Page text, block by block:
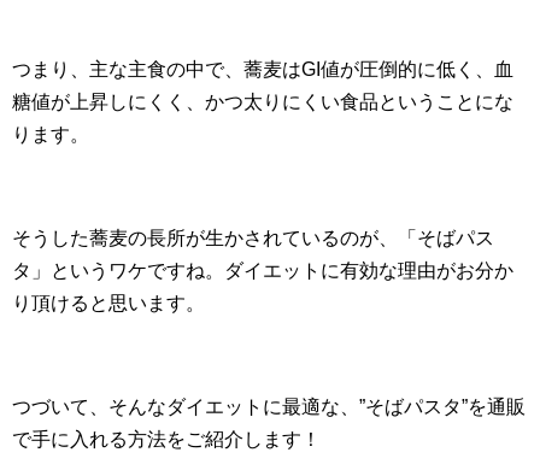
つまり、主な主食の中で、蕎麦はGI値が圧倒的に低く、血
糖値が上昇しにくく、かつ太りにくい食品ということにな
ります。
そうした蕎麦の長所が生かされているのが、「そばパス
タ」というワケですね。ダイエットに有効な理由がお分か
り頂けると思います。
つづいて、そんなダイエットに最適な、”そばパスタ”を通販
で手に入れる方法をご紹介します！